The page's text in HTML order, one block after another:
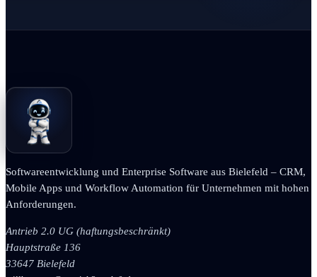
Softwareentwicklung und Enterprise Software aus Bielefeld – CRM,
Mobile Apps und Workflow Automation für Unternehmen mit hohen
Anforderungen.
Antrieb 2.0 UG (haftungsbeschränkt)
Hauptstraße 136
33647 Bielefeld